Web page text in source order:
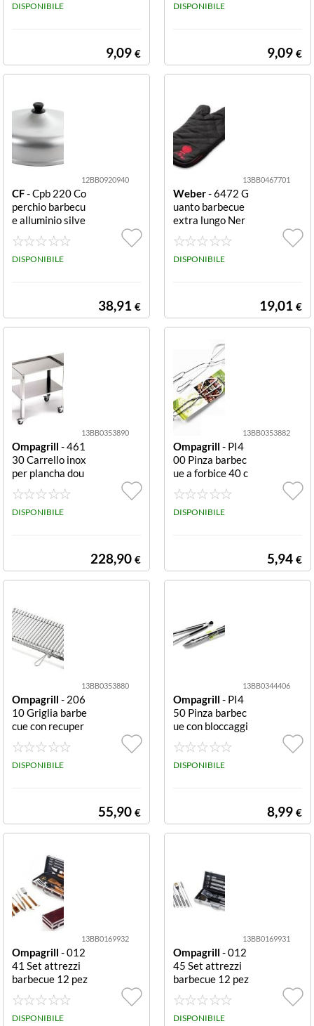
DISPONIBILE
9,09 €
DISPONIBILE
9,09 €
12BB0920940
CF- Cpb 220 Co
perchio barbecu
e alluminio silve
r alluminio
DISPONIBILE
38,91 €
13BB0467701
Weber- 6472 G
uanto barbecue
extra lungo Ner
o Guanto barbec
ue Weber 6472
Nero
DISPONIBILE
19,01 €
13BB0353890
Ompagrill - 461
30 Carrello inox
per plancha dou
ble silver Planch
a Double
DISPONIBILE
228,90 €
13BB0353882
Ompagrill - PI4
00 Pinza barbec
ue a forbice 40 c
m a forbice
DISPONIBILE
5,94 €
13BB0353880
Ompagrill - 206
10 Griglia barbe
cue con recuper
o grassi 80x45 c
m con recupero
grassi
DISPONIBILE
55,90 €
13BB0344406
Ompagrill - PI4
50 Pinza barbec
ue con bloccaggi
o 45 cm con bloc
caggio
DISPONIBILE
8,99 €
13BB0169932
Ompagrill - 012
41 Set attrezzi
barbecue 12 pez
zi 40 cm Inox e L
egno Set attrezz
i barbecue Omp
DISPONIBILE
13BB0169931
Ompagrill - 012
45 Set attrezzi
barbecue 12 pez
zi 45 cm Set attr
ezzi barbecue O
mpagrill 01245
DISPONIBILE